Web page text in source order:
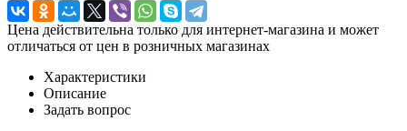
Цена действительна только для интернет-магазина и может
отличаться от цен в розничных магазинах
Характеристики
Описание
Задать вопрос